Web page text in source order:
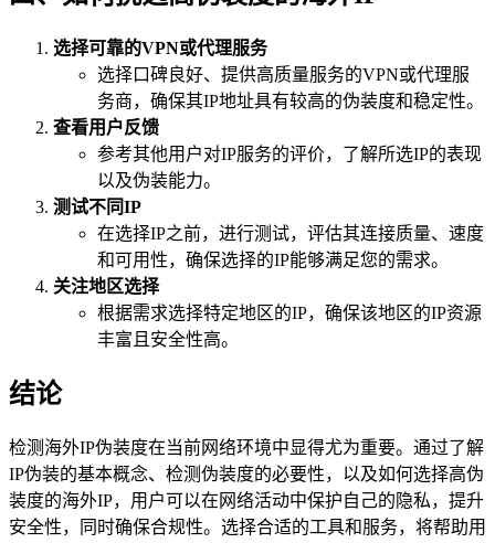
选择可靠的VPN或代理服务
选择口碑良好、提供高质量服务的VPN或代理服
务商，确保其IP地址具有较高的伪装度和稳定性。
查看用户反馈
参考其他用户对IP服务的评价，了解所选IP的表现
以及伪装能力。
测试不同IP
在选择IP之前，进行测试，评估其连接质量、速度
和可用性，确保选择的IP能够满足您的需求。
关注地区选择
根据需求选择特定地区的IP，确保该地区的IP资源
丰富且安全性高。
结论
检测海外IP伪装度在当前网络环境中显得尤为重要。通过了解
IP伪装的基本概念、检测伪装度的必要性，以及如何选择高伪
装度的海外IP，用户可以在网络活动中保护自己的隐私，提升
安全性，同时确保合规性。选择合适的工具和服务，将帮助用